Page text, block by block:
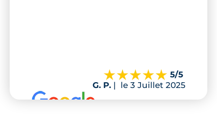
5/5
G. P. | le 3 Juillet 2025